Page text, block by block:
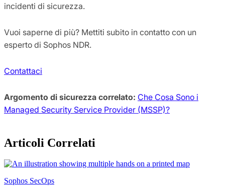
incidenti di sicurezza.
Vuoi saperne di più? Mettiti subito in contatto con un
esperto di Sophos NDR.
Contattaci
Argomento di sicurezza correlato: Che Cosa Sono i
Managed Security Service Provider (MSSP)?
Articoli Correlati
Sophos SecOps